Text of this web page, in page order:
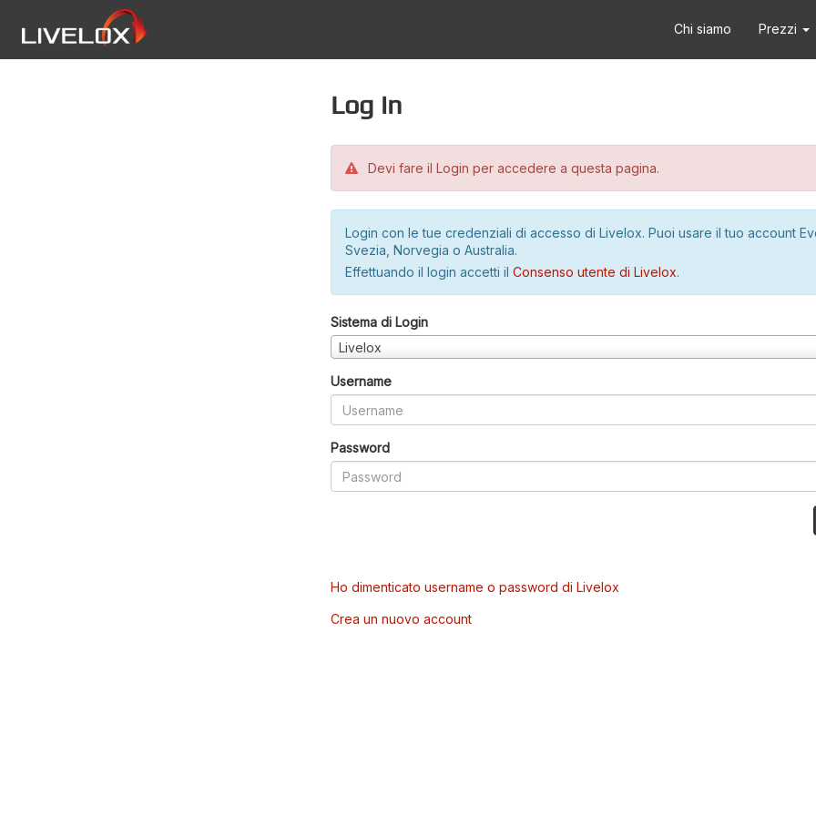
Chi siamo Prezzi
Log in
Devi fare il Login per accedere a questa pagina.
Login con le tue credenziali di accesso di Livelox. Puoi usare il tuo account
Svezia, Norvegia o Australia.
Effettuando il login accetti il Consenso utente di Livelox.
Sistema di Login
Livelox
Username
Password
Ho dimenticato username o password di Livelox
Crea un nuovo account